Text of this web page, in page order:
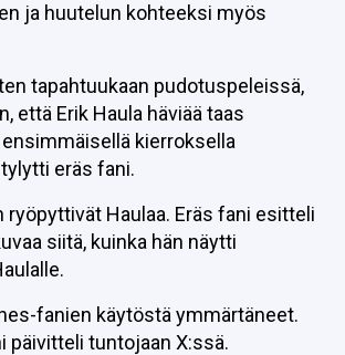
ja huutelun kohteeksi myös
tapahtuukaan pudotuspeleissä,
että Erik Haula häviää taas
kierroksella
eräs fani.
ryöpyttivät Haulaa. Eräs fani esitteli
siitä, kuinka hän näytti
fanien käytöstä ymmärtäneet.
päivitteli tuntojaan X:ssä.